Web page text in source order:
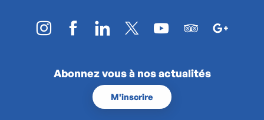
Abonnez vous à nos actualités
M'inscrire